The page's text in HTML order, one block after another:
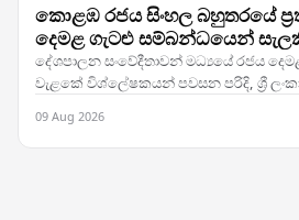
කොළඹ රජය සිංහල බහුතරයේ
දෙමළ ගැටළු සම්බන්ධයෙන්
දේශපාලන සංවේදීතාවන් මධ්‍යයේ රජය
වැළකේ විශ්ලේෂකයන් පවසන පරිදි, ශ්‍රී
09 Aug 2026